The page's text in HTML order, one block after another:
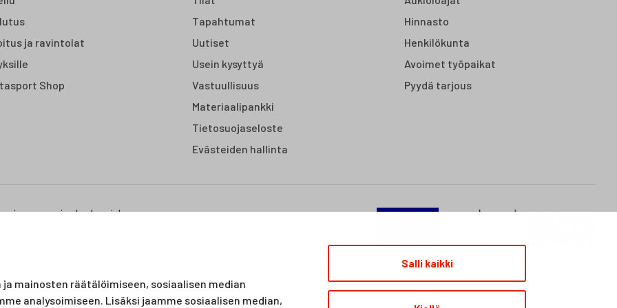
mainosten räätälöimiseen, sosiaalisen median
analysoimiseen. Lisäksi jaamme sosiaalisen median,
Salli kaikki
ja ravintolat
Shop
Tapahtumat
Uutiset
Usein kysyttyä
Vastuullisuus
Materiaalipankki
Tietosuojaseloste
Evästeiden hallinta
Hinnasto
Henkilökunta
Avoimet työpaikat
Pyydä tarjous
ja vapaa-ajan keskus, joka